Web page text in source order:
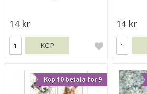
14 kr
KÖP
14 kr
Köp 10 betala för 9